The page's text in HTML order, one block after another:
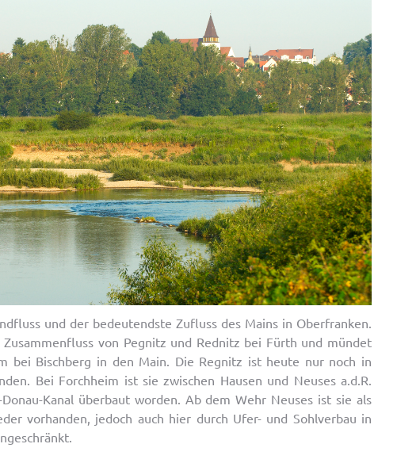
und der bedeutendste Zufluss des Mains in Oberfranken.
von Pegnitz und Rednitz bei Fürth und mündet
bei Bischberg in den Main. Die Regnitz ist heute nur noch in
Bei Forchheim ist sie zwischen Hausen und Neuses a.d.R.
Kanal überbaut worden. Ab dem Wehr Neuses ist sie als
vorhanden, jedoch auch hier durch Ufer- und Sohlverbau in